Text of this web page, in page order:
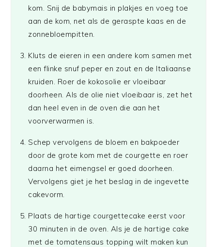
kom. Snij de babymais in plakjes en voeg toe
aan de kom, net als de geraspte kaas en de
zonnebloempitten.
Kluts de eieren in een andere kom samen met
een flinke snuf peper en zout en de Italiaanse
kruiden. Roer de kokosolie er vloeibaar
doorheen. Als de olie niet vloeibaar is, zet het
dan heel even in de oven die aan het
voorverwarmen is.
Schep vervolgens de bloem en bakpoeder
door de grote kom met de courgette en roer
daarna het eimengsel er goed doorheen.
Vervolgens giet je het beslag in de ingevette
cakevorm.
Plaats de hartige courgettecake eerst voor
30 minuten in de oven. Als je de hartige cake
met de tomatensaus topping wilt maken kun